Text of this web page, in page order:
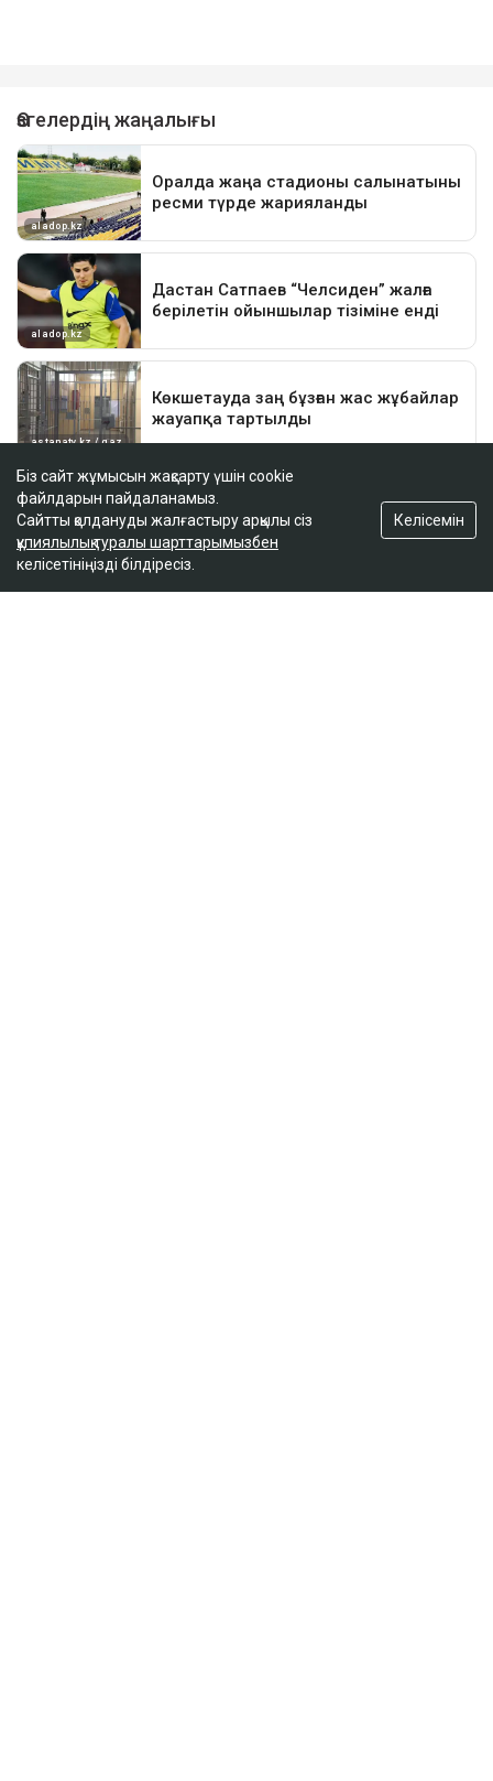
Біз сайт жұмысын жақсарту үшін cookie
файлдарын пайдаланамыз.
Сайтты қолдануды жалғастыру арқылы сіз
құпиялылық туралы шарттарымызбен
келісетініңізді білдіресіз.
Келісемін